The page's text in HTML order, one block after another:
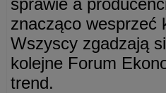
sprawie a
znacząco wesprzeć
Wszyscy zgadzają
kolejne Forum
trend.